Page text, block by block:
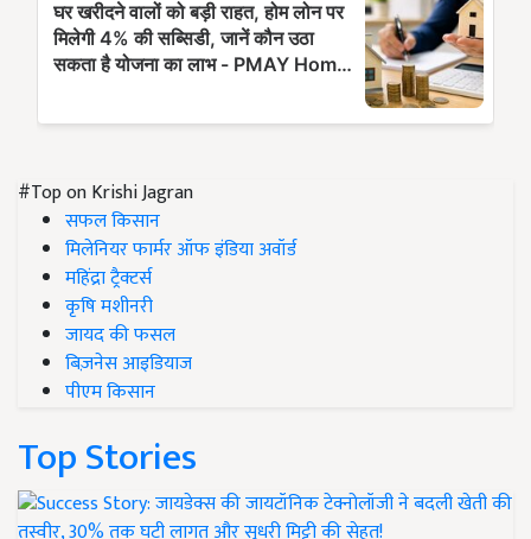
#Top on Krishi Jagran
सफल किसान
मिलेनियर फार्मर ऑफ इंडिया अवॉर्ड
महिंद्रा ट्रैक्टर्स
कृषि मशीनरी
जायद की फसल
बिज़नेस आइडियाज
पीएम किसान
Top Stories